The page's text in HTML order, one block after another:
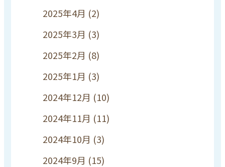
2025年4月 (2)
2025年3月 (3)
2025年2月 (8)
2025年1月 (3)
2024年12月 (10)
2024年11月 (11)
2024年10月 (3)
2024年9月 (15)